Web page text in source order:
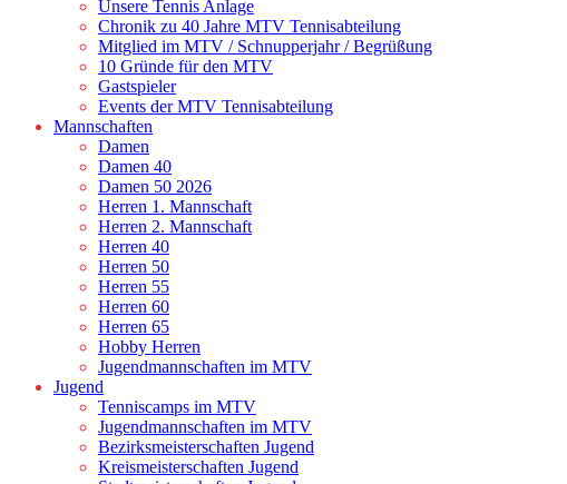
Unsere Tennis Anlage
Chronik zu 40 Jahre MTV Tennisabteilung
Mitglied im MTV / Schnupperjahr / Begrüßung
10 Gründe für den MTV
Gastspieler
Events der MTV Tennisabteilung
Mannschaften
Damen
Damen 40
Damen 50 2026
Herren 1. Mannschaft
Herren 2. Mannschaft
Herren 40
Herren 50
Herren 55
Herren 60
Herren 65
Hobby Herren
Jugendmannschaften im MTV
Jugend
Tenniscamps im MTV
Jugendmannschaften im MTV
Bezirksmeisterschaften Jugend
Kreismeisterschaften Jugend